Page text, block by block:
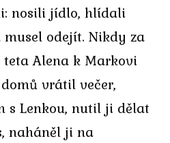
nosili jídlo, hlídali
odejít. Nikdy za
Alena k Markovi
vrátil večer,
s Lenkou, nutil ji dělat
naháněl ji na